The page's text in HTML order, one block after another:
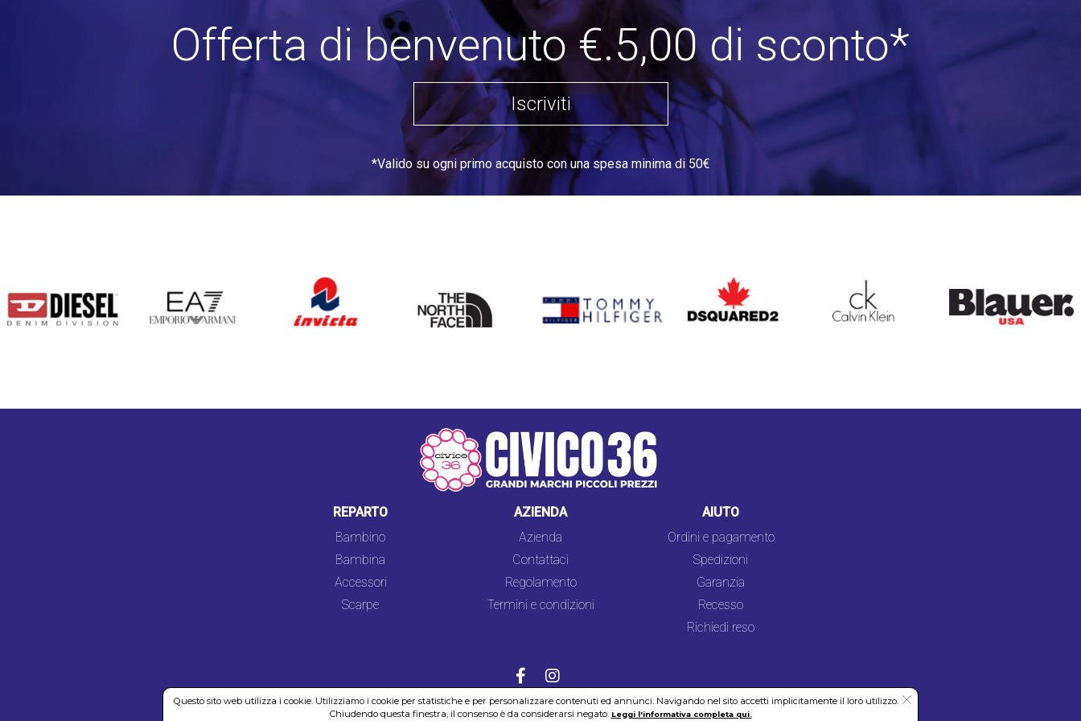
Offerta di benvenuto €.5,00 di sconto*
Iscriviti
*Valido su ogni primo acquisto con una spesa minima di 50€
INVICTA
NORTH
FACE
DSQUARED2 CALVIN KLEIN
REPARTO
Bambino
Bambina
Accessori
Scarpe
AZIENDA
Azienda
Contattaci
Regolamento
Termini e condizioni
AIUTO
Ordini e pagamento
Spedizioni
Garanzia
Recesso
Richiedi reso
COOKIES SICUREZZA PRIVACY
Questo sito web utilizza i cookie. Utilizziamo i cookie per statistiche e per personalizzare contenuti ed annunci. Navigando nel sito accetti implicitamente il loro utilizzo.
Chiudendo questa finestra, il consenso è da considerarsi negato. Leggi l'informativa completa qui.